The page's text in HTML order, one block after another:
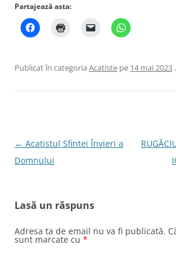
Partajează asta:
Publicat în categoria Acatiste pe 14 mai 2023 .
Navigare
în
← Acatistul Sfintei Învieri a
Domnului
Lasă un răspuns
Adresa ta de email nu va fi publicată.
sunt marcate cu *